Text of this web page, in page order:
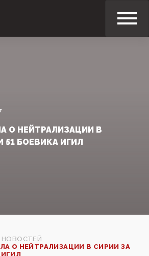
О НЕЙТРАЛИЗАЦИИ В
51 БОЕВИКА ИГИЛ‍
НОВОСТЕЙ
О НЕЙТРАЛИЗАЦИИ В СИРИИ ЗА
ИГИЛ‍